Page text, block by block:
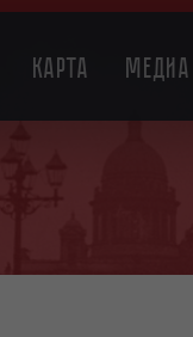
Карта Медиа